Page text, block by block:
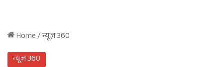
Home/न्यूज़ 360
न्यूज़ 360